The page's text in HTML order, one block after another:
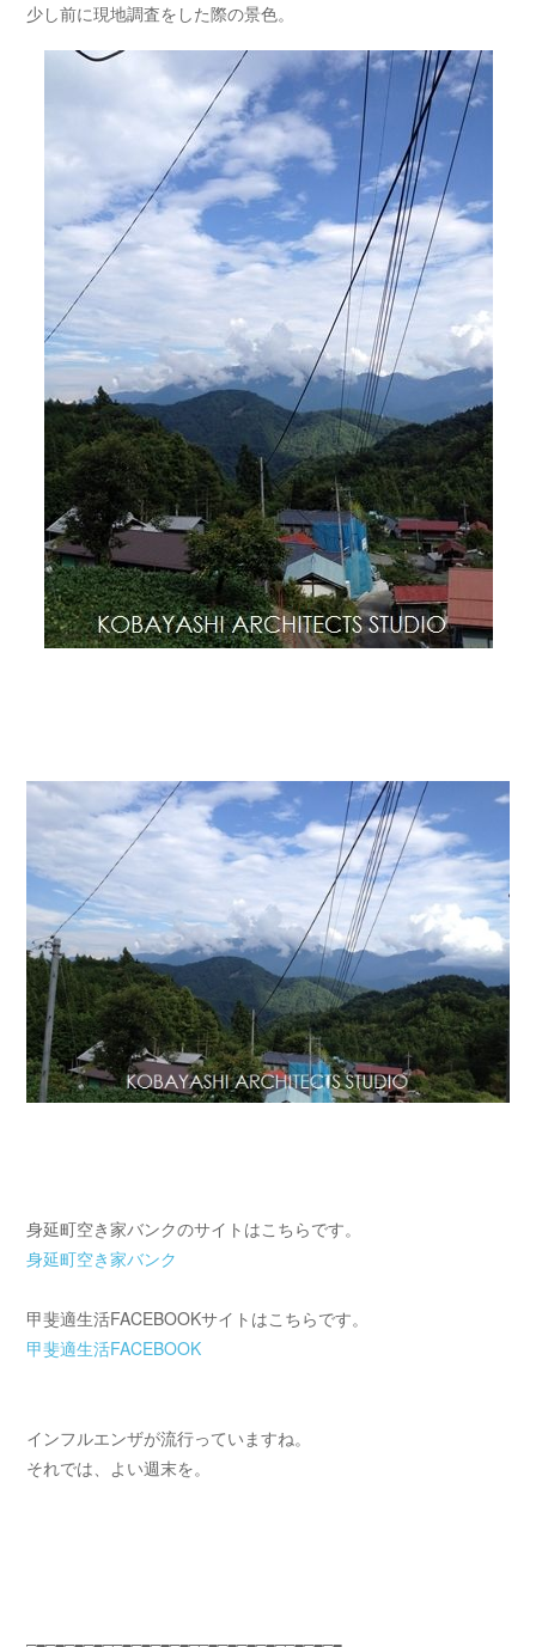
少し前に現地調査をした際の景色。
身延町空き家バンクのサイトはこちらです。
身延町空き家バンク
甲斐適生活FACEBOOKサイトはこちらです。
甲斐適生活FACEBOOK
インフルエンザが流行っていますね。
それでは、よい週末を。